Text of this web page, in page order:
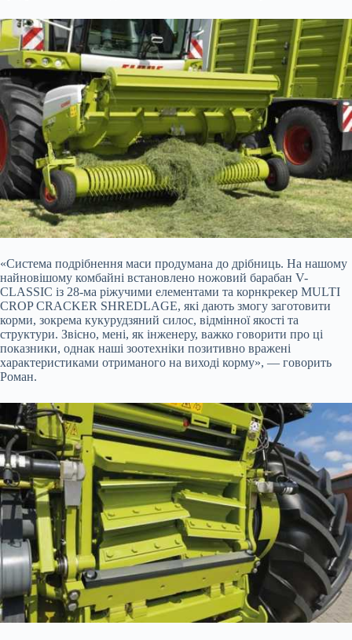
«Система подрібнення маси продумана до дрібниць. На нашому
найновішому комбайні встановлено ножовий барабан V-
CLASSIC із 28-ма ріжучими елементами та корнкрекер MULTI
CROP CRACKER SHREDLAGE, які дають змогу заготовити
корми, зокрема кукурудзяний силос, відмінної якості та
структури. Звісно, мені, як інженеру, важко говорити про ці
показники, однак наші зоотехніки позитивно вражені
характеристиками отриманого на виході корму», — говорить
Роман.